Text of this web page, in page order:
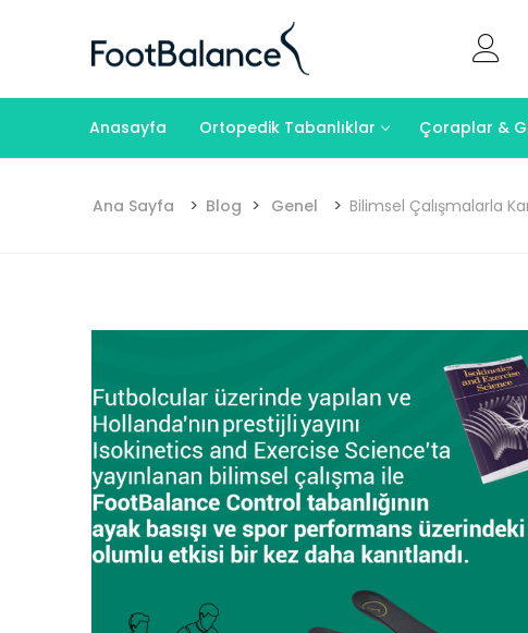
Anasayfa Ortopedik Tabanlıklar Çoraplar &
Ana Sayfa > Blog > Genel > Bilimsel Çalışmalarla